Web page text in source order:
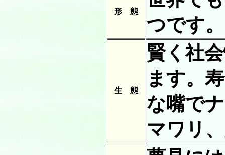
形 態
つです。
生 態
賢く社
ます。
な嘴で
マワリ